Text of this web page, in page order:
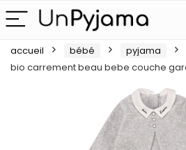
accueil bébé pyjama
bio carrement beau bebe couche